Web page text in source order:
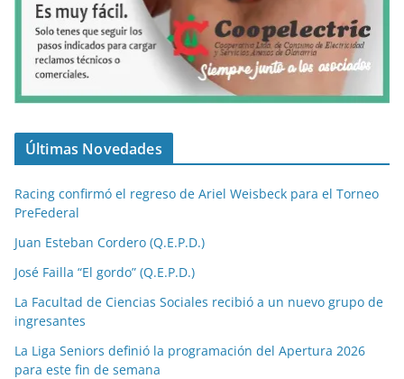
Últimas Novedades
Racing confirmó el regreso de Ariel Weisbeck para el Torneo
PreFederal
Juan Esteban Cordero (Q.E.P.D.)
José Failla “El gordo” (Q.E.P.D.)
La Facultad de Ciencias Sociales recibió a un nuevo grupo de
ingresantes
La Liga Seniors definió la programación del Apertura 2026
para este fin de semana